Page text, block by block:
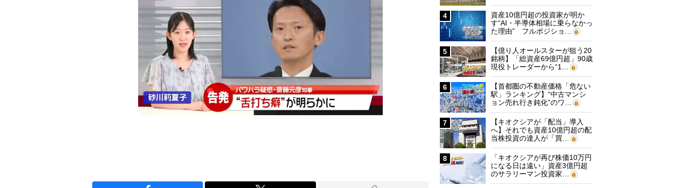
4
資産10億円超の投資家が明か
す“AI・半導体相場に乗らなかっ
た理由” フルポジショ…
5
【億り人オールスターが狙う20
銘柄】「総資産69億円超」90歳
現役トレーダーから“1…
6
【首都圏の不動産価格「危ない
駅」ランキング】“中古マンシ
ョン売れ行き鈍化”のワ…
7
【キオクシアが「配当」導入
へ】それでも資産10億円超の配
当株投資の達人が「買…
8
「キオクシアが再び株価10万円
になる日は遠い」資産3億円超
のサラリーマン投資家…